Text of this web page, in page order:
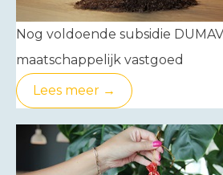
Nog voldoende subsidie
maatschappelijk vastgoed
Lees meer →